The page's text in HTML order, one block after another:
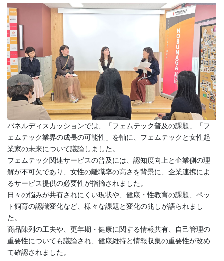
パネルディスカッションでは、「フェムテック普及の課題」「フ
ェムテック業界の成長の可能性」を軸に、フェムテックと女性起
業家の未来について議論しました。
フェムテック関連サービスの普及には、認知度向上と企業側の理
解が不可欠であり、女性の離職率の高さを背景に、企業連携によ
るサービス提供の必要性が指摘されました。
日々の悩みが共有されにくい現状や、健康・性教育の課題、ペッ
ト飼育の認識変化など、様々な課題と変化の兆しが語られまし
た。
商品陳列の工夫や、更年期・健康に関する情報共有、自己管理の
重要性についても議論され、健康維持と情報収集の重要性が改め
て確認されました。